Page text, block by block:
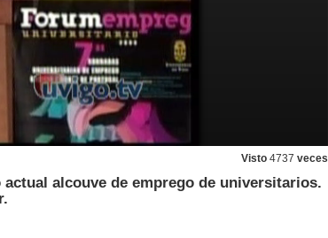
Visto 4737 veces
alcouve de emprego de universitarios.